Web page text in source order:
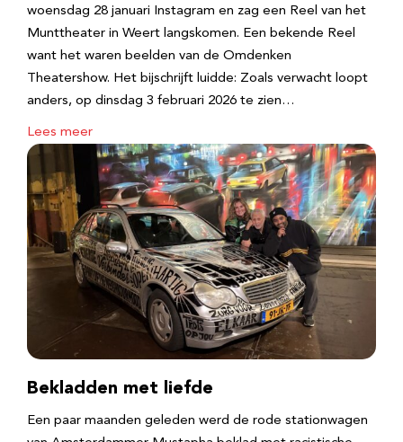
woensdag 28 januari Instagram en zag een Reel van het
Munttheater in Weert langskomen. Een bekende Reel
want het waren beelden van de Omdenken
Theatershow. Het bijschrijft luidde: Zoals verwacht loopt
anders, op dinsdag 3 februari 2026 te zien…
Lees meer
Bekladden met liefde
Een paar maanden geleden werd de rode stationwagen